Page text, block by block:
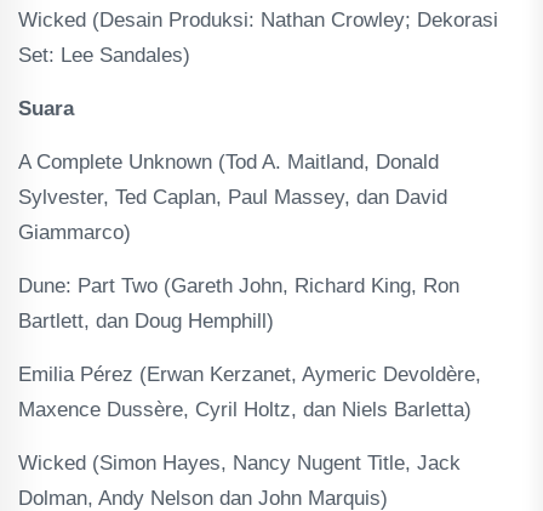
Wicked (Desain Produksi: Nathan Crowley; Dekorasi
Set: Lee Sandales)
Suara
A Complete Unknown (Tod A. Maitland, Donald
Sylvester, Ted Caplan, Paul Massey, dan David
Giammarco)
Dune: Part Two (Gareth John, Richard King, Ron
Bartlett, dan Doug Hemphill)
Emilia Pérez (Erwan Kerzanet, Aymeric Devoldère,
Maxence Dussère, Cyril Holtz, dan Niels Barletta)
Wicked (Simon Hayes, Nancy Nugent Title, Jack
Dolman, Andy Nelson dan John Marquis)